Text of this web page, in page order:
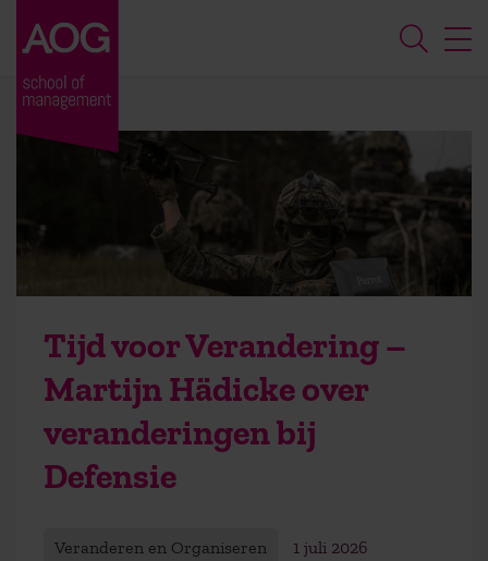
Tijd voor Verandering –
Martijn Hädicke over
veranderingen bij
Defensie
Veranderen en Organiseren 1 juli 2026